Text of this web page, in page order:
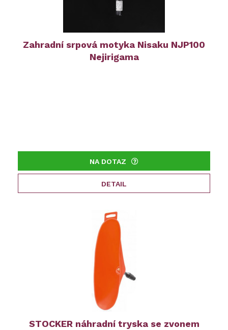
Zahradní srpová motyka Nisaku NJP100
Nejirigama
NA DOTAZ
DETAIL
STOCKER náhradní tryska se zvonem